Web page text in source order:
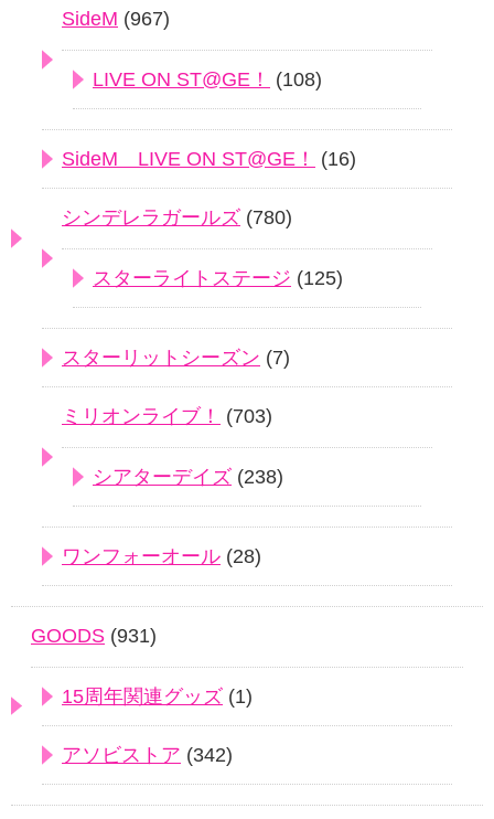
SideM (967)
LIVE ON ST@GE！ (108)
SideM LIVE ON ST@GE！ (16)
シンデレラガールズ (780)
スターライトステージ (125)
スターリットシーズン (7)
ミリオンライブ！ (703)
シアターデイズ (238)
ワンフォーオール (28)
GOODS (931)
15周年関連グッズ (1)
アソビストア (342)